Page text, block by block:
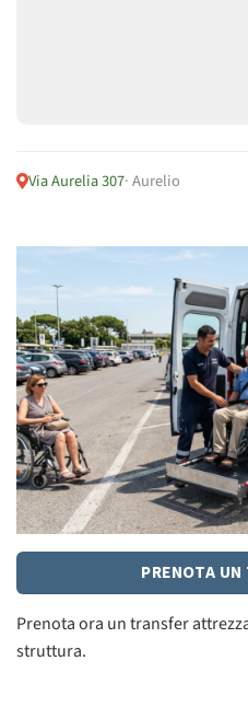
Via Aurelia 307· Aurelio
PRENOTA
Prenota ora un transfer
struttura.